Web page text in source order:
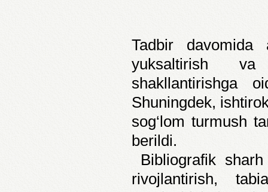
Tadbir davomida
yuksaltirish va
shakllantirishga
Shuningdek,
sog‘lom turmush
berildi.
Bibliografik
rivojlantirish,